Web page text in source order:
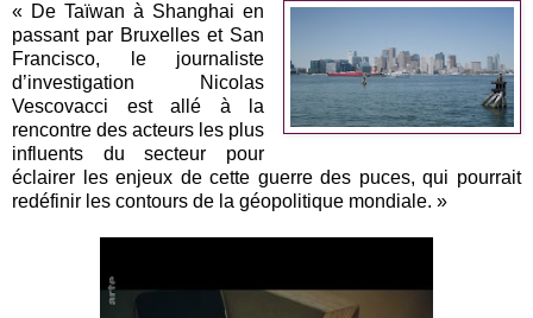
« De Taïwan à Shanghai en
passant par Bruxelles et San
Francisco, le journaliste
d’investigation Nicolas
Vescovacci est allé à la
rencontre des acteurs les plus
influents du secteur pour
éclairer les enjeux de cette guerre des puces, qui pourrait
redéfinir les contours de la géopolitique mondiale. »